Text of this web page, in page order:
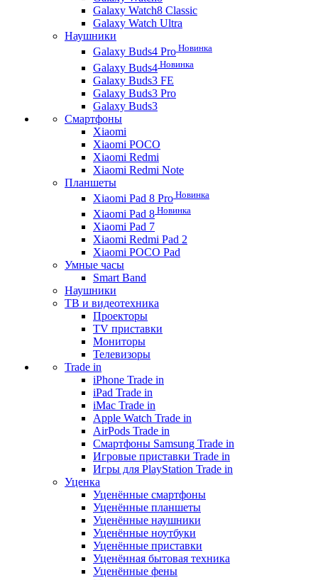
Galaxy Watch8 Classic
Galaxy Watch Ultra
Наушники
Galaxy Buds4 Pro Новинка
Galaxy Buds4 Новинка
Galaxy Buds3 FE
Galaxy Buds3 Pro
Galaxy Buds3
Смартфоны
Xiaomi
Xiaomi POCO
Xiaomi Redmi
Xiaomi Redmi Note
Планшеты
Xiaomi Pad 8 Pro Новинка
Xiaomi Pad 8 Новинка
Xiaomi Pad 7
Xiaomi Redmi Pad 2
Xiaomi POCO Pad
Умные часы
Smart Band
Наушники
ТВ и видеотехника
Проекторы
TV приставки
Мониторы
Телевизоры
Trade in
iPhone Trade in
iPad Trade in
iMac Trade in
Apple Watch Trade in
AirPods Trade in
Смартфоны Samsung Trade in
Игровые приставки Trade in
Игры для PlayStation Trade in
Уценка
Уценённые смартфоны
Уценённые планшеты
Уценённые наушники
Уценённые ноутбуки
Уценённые приставки
Уценённая бытовая техника
Уценённые фены